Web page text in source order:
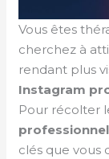
Vous êtes
cherchez à
rendant plus
Instagram
Pour récolter
professionnel
clés que vous